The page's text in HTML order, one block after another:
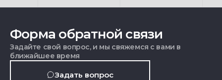
Форма обратной связи
Задайте свой вопрос, и мы свяжемся с вами в
ближайшее время
Задать вопрос